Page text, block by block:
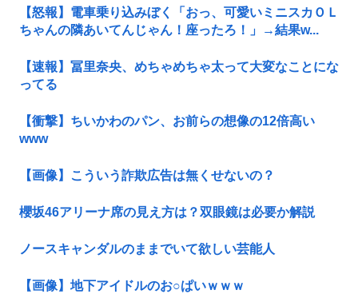
【怒報】電車乗り込みぼく「おっ、可愛いミニスカＯＬ
ちゃんの隣あいてんじゃん！座ったろ！」→結果w...
【速報】冨里奈央、めちゃめちゃ太って大変なことにな
ってる
【衝撃】ちいかわのパン、お前らの想像の12倍高い
www
【画像】こういう詐欺広告は無くせないの？
櫻坂46アリーナ席の見え方は？双眼鏡は必要か解説
ノースキャンダルのままでいて欲しい芸能人
【画像】地下アイドルのお○ぱいｗｗｗ